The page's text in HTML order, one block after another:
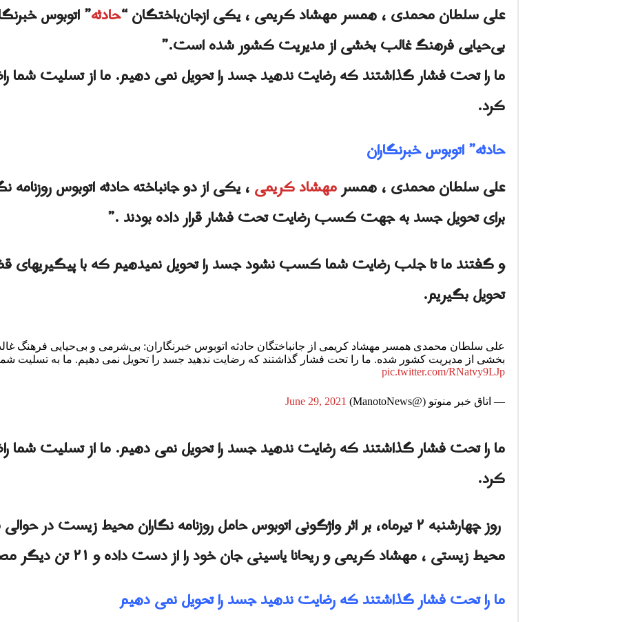
علی سلطان محمدی ، همسر مهشاد کریمی ، یکی ازجان‌باختگان “حادثه” اتوبوس
بی‌حیایی فرهنگ غالب بخشی از مدیریت کشور شده است.”
ما را تحت فشار گذاشتند که رضایت ندهید جسد را تحویل نمی دهیم. ما از تسلیت شما
کرد.
حادثه” اتوبوس خبرنگاران
علی سلطان محمدی ، همسرمهشاد کریمی، یکی از دو جانباخته حادثه اتوبوس
برای تحویل جسد به جهت کسب رضایت تحت فشار قرار داده بودند .”
و گفتند ما تا جلب رضایت شما کسب نشود جسد را تحویل نمیدهیم که با پیگیریهای
تحویل بگیریم.
علی سلطان محمدی همسر مهشاد کریمی از جانباختگان حادثه اتوبوس خبرنگاران: بی‌شرمی و بی‌حیایی فرهنگ
بخشی از مدیریت کشور شده. ما را تحت فشار گذاشتند که رضایت ندهید جسد را تحویل نمی دهیم. ما به تسلیت
pic.twitter.com/RNatvy9LJp
— اتاق خبر منوتو (@ManotoNews) June 29, 2021
ما را تحت فشار گذاشتند که رضایت ندهید جسد را تحویل نمی دهیم. ما از تسلیت شما
کرد.
روز چهارشنبه ۲ تیرماه، بر اثر واژگونی اتوبوس حامل روزنامه نگاران محیط زیست
محیط زیستى ، مهشاد کریمی و ریحانا یاسینی جان خود را از دست داده و ۲۱ تن دیگر مصدوم شدند.
ما را تحت فشار گذاشتند که رضایت ندهید جسد را تحویل نمی دهیم